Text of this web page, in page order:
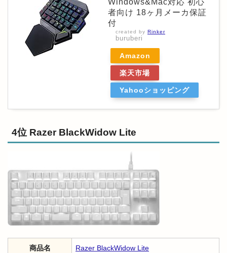
Windows&Mac対応 初心
者向け 18ヶ月メーカ保証
付
created by Rinker
buruberi
Amazon
楽天市場
Yahooショッピング
4位 Razer BlackWidow Lite
商品名 Razer BlackWidow Lite